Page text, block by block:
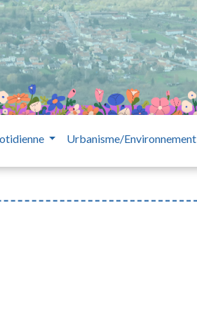
Urbanisme/Environnement